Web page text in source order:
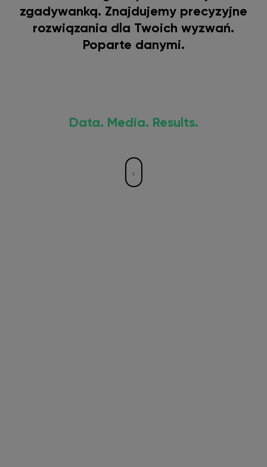
zgadywanką. Znajdujemy precyzyjne
rozwiązania dla Twoich wyzwań.
Poparte danymi.
Data. Media. Results.